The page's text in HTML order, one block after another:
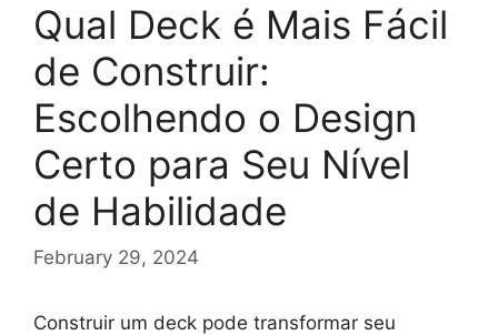
Qual Deck é Mais Fácil
de Construir:
Escolhendo o Design
Certo para Seu Nível
de Habilidade
February 29, 2024
Construir um deck pode transformar seu